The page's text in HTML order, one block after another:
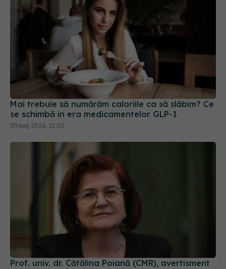
Mai trebuie să numărăm caloriile ca să slăbim? Ce
se schimbă în era medicamentelor GLP-1
09 aug 2026, 12:00
Prof. univ. dr. Cătălina Poiană (CMR), avertisment